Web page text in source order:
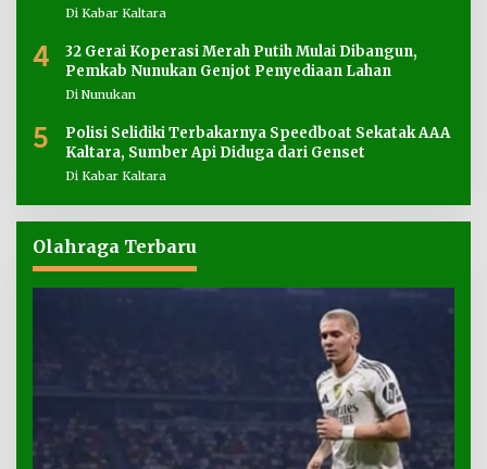
Di Kabar Kaltara
4
32 Gerai Koperasi Merah Putih Mulai Dibangun,
Pemkab Nunukan Genjot Penyediaan Lahan
Di Nunukan
5
Polisi Selidiki Terbakarnya Speedboat Sekatak AAA
Kaltara, Sumber Api Diduga dari Genset
Di Kabar Kaltara
Olahraga Terbaru